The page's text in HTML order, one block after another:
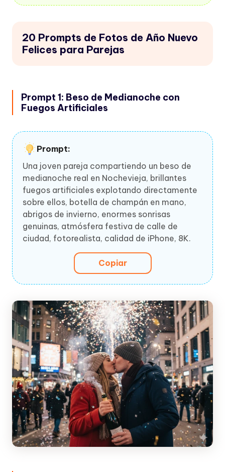
20 Prompts de Fotos de Año Nuevo
Felices para Parejas
Prompt 1: Beso de Medianoche con
Fuegos Artificiales
Prompt:
Una joven pareja compartiendo un beso de
medianoche real en Nochevieja, brillantes
fuegos artificiales explotando directamente
sobre ellos, botella de champán en mano,
abrigos de invierno, enormes sonrisas
genuinas, atmósfera festiva de calle de
ciudad, fotorealista, calidad de iPhone, 8K.
Copiar